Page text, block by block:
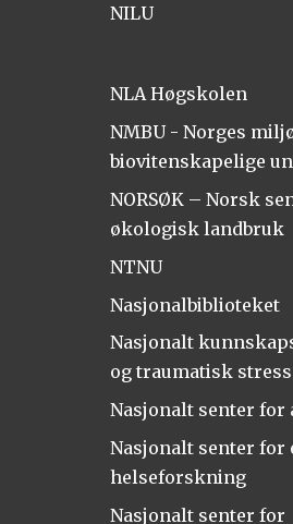
NILU
NLA Høgskolen
NMBU - Norges
biovitenskapelige
NORSØK – Norsk
økologisk landbruk
NTNU
Nasjonalbiblioteket
Nasjonalt
og traumatisk stress
Nasjonalt senter for
Nasjonalt senter for
helseforskning
Nasjonalt senter for